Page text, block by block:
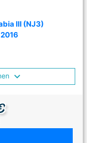
III (NJ3)